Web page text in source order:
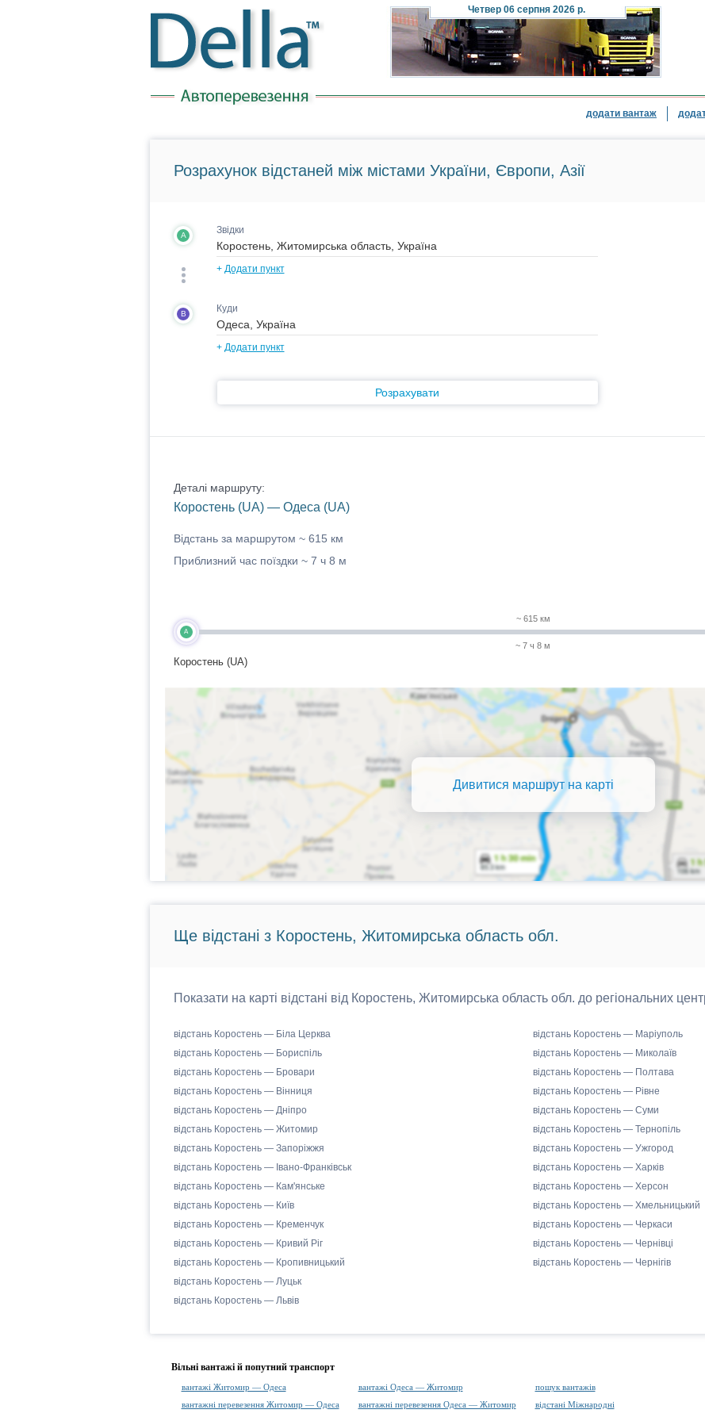
Четвер 06 серпня 2026 р.
додати вантаж
Розрахунок відстаней між містами України, Європи, Азії
A Звідки
+ Додати пункт
B Куди
+ Додати пункт
Розрахувати
Деталі маршруту:
Коростень (UA) — Одеса (UA)
Відстань за маршрутом ~ 615 км
Приблизний час поїздки ~ 7 ч 8 м
A
Коростень (UA)
~ 615 км
~ 7 ч 8 м
Дивитися маршрут на карті
Ще відстані з Коростень, Житомирська область обл.
Показати на карті відстані від Коростень, Житомирська область обл. до регіональних
відстань Коростень — Біла Церква
відстань Коростень — Бориспіль
відстань Коростень — Бровари
відстань Коростень — Вінниця
відстань Коростень — Дніпро
відстань Коростень — Житомир
відстань Коростень — Запоріжжя
відстань Коростень — Івано-Франківськ
відстань Коростень — Кам'янське
відстань Коростень — Київ
відстань Коростень — Кременчук
відстань Коростень — Кривий Ріг
відстань Коростень — Кропивницький
відстань Коростень — Луцьк
відстань Коростень — Львів
відстань Коростень — Маріуполь
відстань Коростень — Миколаїв
відстань Коростень — Полтава
відстань Коростень — Рівне
відстань Коростень — Суми
відстань Коростень — Тернопіль
відстань Коростень — Ужгород
відстань Коростень — Харків
відстань Коростень — Херсон
відстань Коростень — Хмельницький
відстань Коростень — Черкаси
відстань Коростень — Чернівці
відстань Коростень — Чернігів
Вільні вантажі й попутний транспорт
вантажі Житомир — Одеса вантажі Одеса — Житомир
пошук вантажів
вантажні перевезення Житомир — Одеса
вантажні перевезення Одеса — Житомир відстані Міжнародні